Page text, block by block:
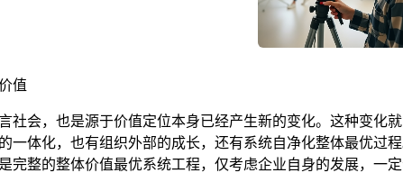
值
社会，也是源于价值定位本身已经产生新的变化。这种变
一体化，也有组织外部的成长，还有系统自净化整体最优
完整的整体价值最优系统工程，仅考虑企业自身的发展，一定